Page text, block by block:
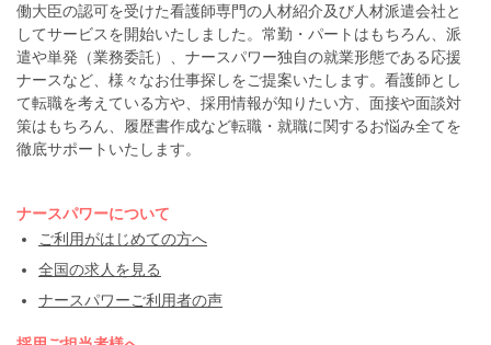
働大臣の認可を受けた看護師専門の人材紹介及び人材派遣会社と
してサービスを開始いたしました。常勤・パートはもちろん、派
遣や単発（業務委託）、ナースパワー独自の就業形態である応援
ナースなど、様々なお仕事探しをご提案いたします。看護師とし
て転職を考えている方や、採用情報が知りたい方、面接や面談対
策はもちろん、履歴書作成など転職・就職に関するお悩み全てを
徹底サポートいたします。
ナースパワーについて
ご利用がはじめての方へ
全国の求人を見る
ナースパワーご利用者の声